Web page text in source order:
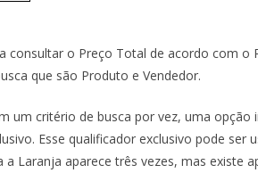
consultar o Preço Total de acordo com o
que são Produto e Vendedor.
um critério de busca por vez, uma opção
Esse qualificador exclusivo pode ser
Laranja aparece três vezes, mas existe